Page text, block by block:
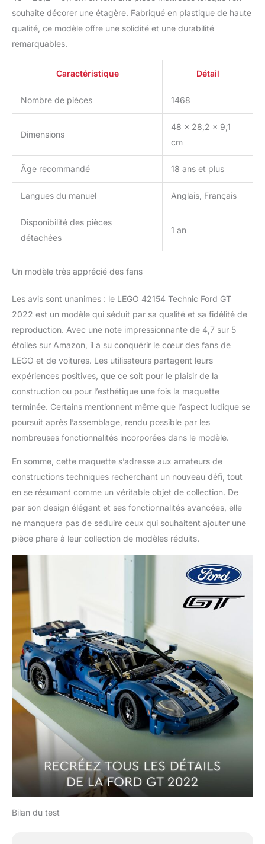
souhaite décorer une étagère. Fabriqué en plastique de haute
qualité, ce modèle offre une solidité et une durabilité
remarquables.
Caractéristique Détail
Nombre de pièces 1468
Dimensions
48 x 28,2 x 9,1
cm
Âge recommandé 18 ans et plus
Langues du manuel Anglais, Français
Disponibilité des pièces
détachées
1 an
Un modèle très apprécié des fans
Les avis sont unanimes : le LEGO 42154 Technic Ford GT
2022 est un modèle qui séduit par sa qualité et sa fidélité de
reproduction. Avec une note impressionnante de 4,7 sur 5
étoiles sur Amazon, il a su conquérir le cœur des fans de
LEGO et de voitures. Les utilisateurs partagent leurs
expériences positives, que ce soit pour le plaisir de la
construction ou pour l’esthétique une fois la maquette
terminée. Certains mentionnent même que l’aspect ludique se
poursuit après l’assemblage, rendu possible par les
nombreuses fonctionnalités incorporées dans le modèle.
En somme, cette maquette s’adresse aux amateurs de
constructions techniques recherchant un nouveau défi, tout
en se résumant comme un véritable objet de collection. De
par son design élégant et ses fonctionnalités avancées, elle
ne manquera pas de séduire ceux qui souhaitent ajouter une
pièce phare à leur collection de modèles réduits.
Bilan du test